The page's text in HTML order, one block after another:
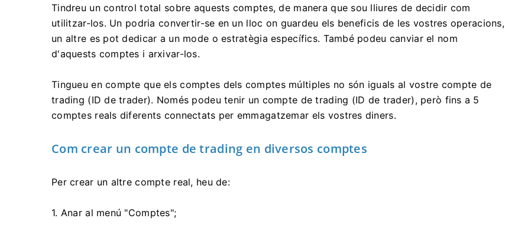
Tindreu un control total sobre aquests comptes, de manera que sou lliures de decidir com
utilitzar-los. Un podria convertir-se en un lloc on guardeu els beneficis de les vostres operacions,
un altre es pot dedicar a un mode o estratègia específics. També podeu canviar el nom
d'aquests comptes i arxivar-los.
Tingueu en compte que els comptes dels comptes múltiples no són iguals al vostre compte de
trading (ID de trader). Només podeu tenir un compte de trading (ID de trader), però fins a 5
comptes reals diferents connectats per emmagatzemar els vostres diners.
Com crear un compte de trading en diversos comptes
Per crear un altre compte real, heu de:
1. Anar al menú "Comptes";